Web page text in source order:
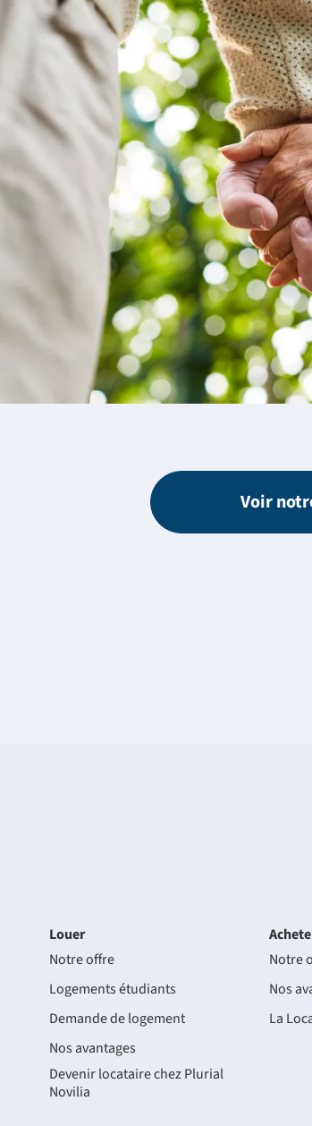
Voir
Louer
Notre offre
Logements étudiants
Demande de logement
Nos avantages
Devenir locataire chez Plurial
Novilia
Notre
Nos
La